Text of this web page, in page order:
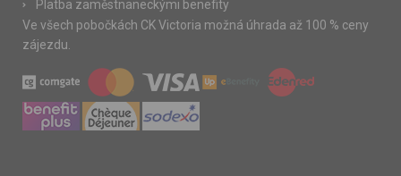
Platba zaměstnaneckými benefity
Ve všech pobočkách CK Victoria možná úhrada až 100 % ceny
zájezdu.